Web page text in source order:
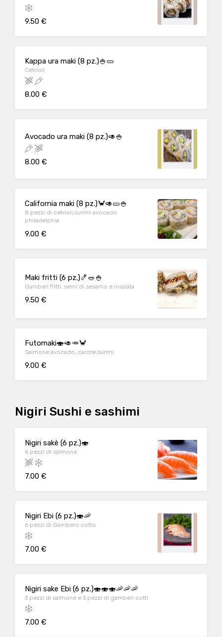
9.50 €
Kappa ura maki (8 pz.)🍚🥒
Cetrioli
8.00 €
Avocado ura maki (8 pz.)🥑🍚
8.00 €
California maki (8 pz.)🦀🥑🥒🍚
8 pezzi di cetrioli,surimi avocado
philadelphia
9.00 €
Maki fritti (6 pz.)🍤🥗🍚
Gamberi fritti, semi di sesamo e insalata
9.50 €
Futomaki🍣🥑🥕🦀
Salmone,avocado,,carote,surimi
9.00 €
Nigiri Sushi e sashimi
Nigiri sakè (6 pz.)🍣
6 pezzi di salmone
7.00 €
Nigiri Ebi (6 pz.)🍣🦐
6 pezzi di Gambero cotto
7.00 €
Nigiri sake Ebi (6 pz.)🍣🍣🍣🦐🦐🦐
3 pezzi di salmone e 3 pezzi di gamberi cotti
7.00 €